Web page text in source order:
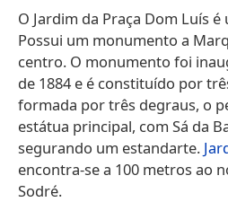
O Jardim da Praça Dom Luís
Possui um monumento a
centro. O monumento foi
de 1884 e é constituído por
formada por três degraus, o
estátua principal, com Sá da
segurando um estandarte.
encontra-se a 100 metros ao
Sodré.